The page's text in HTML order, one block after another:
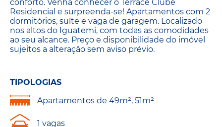
conforto. Venha conhecer o Terrace Clube
Residencial e surpreenda-se! Apartamentos com 2
dormitórios, suíte e vaga de garagem. Localizado
nos altos do Iguatemi, com todas as comodidades
ao seu alcance. Preço e disponibilidade do imóvel
sujeitos a alteração sem aviso prévio.
TIPOLOGIAS
Apartamentos de 49m², 51m²
1 vagas